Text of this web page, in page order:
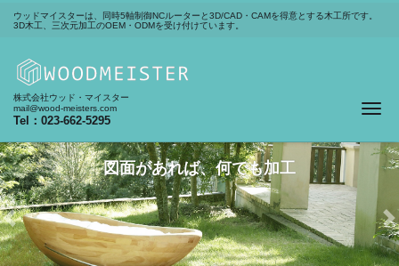
ウッドマイスターは、同時5軸制御NCルーターと3D/CAD・CAMを得意とする木工所です。
3D木工、三次元加工のOEM・ODMを受け付けています。
株式会社ウッド・マイスター
mail@wood-meisters.com
Tel：023-662-5295
Previous
図面があれば、何でも加工